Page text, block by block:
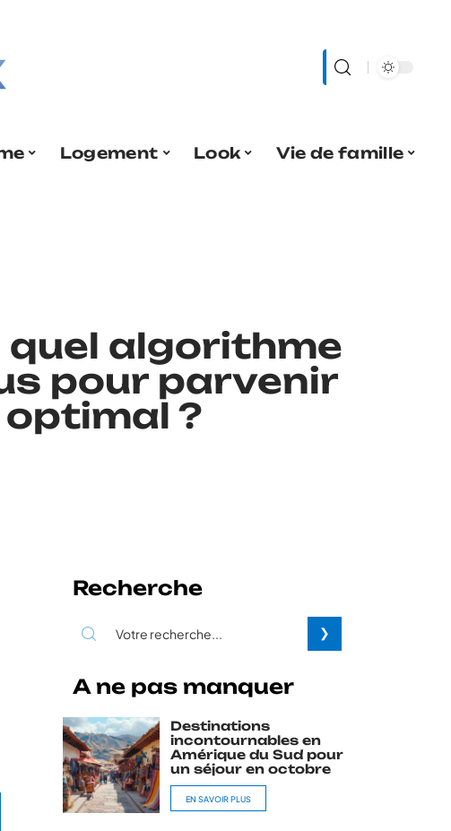
Logement Look
Vie de famille
quel algorithme
pour parvenir
?
Recherche
A ne pas manquer
Destinations
incontournables en
Amérique du Sud pour
un séjour en octobre
EN SAVOIR PLUS